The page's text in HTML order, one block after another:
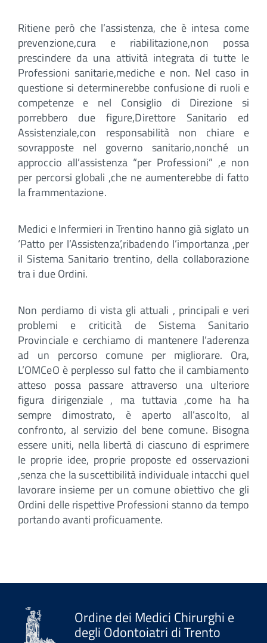
Ritiene però che l’assistenza, che è intesa come
prevenzione,cura e riabilitazione,non possa
prescindere da una attività integrata di tutte le
Professioni sanitarie,mediche e non. Nel caso in
questione si determinerebbe confusione di ruoli e
competenze e nel Consiglio di Direzione si
porrebbero due figure,Direttore Sanitario ed
Assistenziale,con responsabilità non chiare e
sovrapposte nel governo sanitario,nonché un
approccio all’assistenza “per Professioni” ,e non
per percorsi globali ,che ne aumenterebbe di fatto
la frammentazione.
Medici e Infermieri in Trentino hanno già siglato un
‘Patto per l’Assistenza’,ribadendo l’importanza ,per
il Sistema Sanitario trentino, della collaborazione
tra i due Ordini.
Non perdiamo di vista gli attuali , principali e veri
problemi e criticità de Sistema Sanitario
Provinciale e cerchiamo di mantenere l’aderenza
ad un percorso comune per migliorare. Ora,
L’OMCeO è perplesso sul fatto che il cambiamento
atteso possa passare attraverso una ulteriore
figura dirigenziale , ma tuttavia ,come ha ha
sempre dimostrato, è aperto all’ascolto, al
confronto, al servizio del bene comune. Bisogna
essere uniti, nella libertà di ciascuno di esprimere
le proprie idee, proprie proposte ed osservazioni
,senza che la suscettibilità individuale intacchi quel
lavorare insieme per un comune obiettivo che gli
Ordini delle rispettive Professioni stanno da tempo
portando avanti proficuamente.
Ordine dei Medici Chirurghi e
degli Odontoiatri di Trento